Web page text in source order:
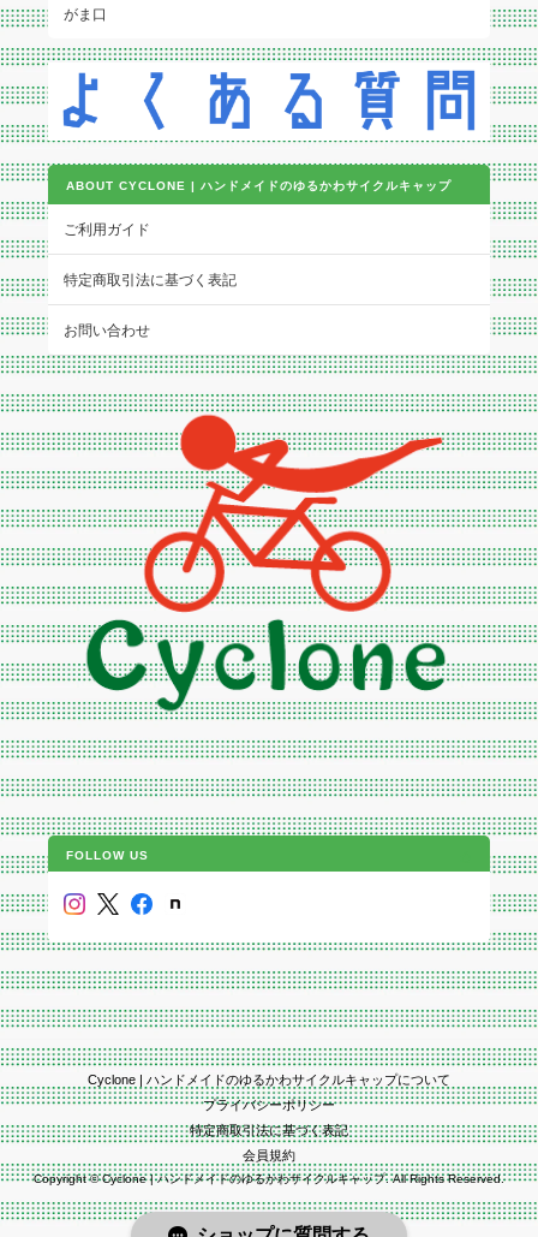
がま口
ABOUT CYCLONE | ハンドメイドのゆるかわサイクルキャップ
ご利用ガイド
特定商取引法に基づく表記
お問い合わせ
FOLLOW US
Cyclone | ハンドメイドのゆるかわサイクルキャップについて
プライバシーポリシー
特定商取引法に基づく表記
会員規約
Copyright © Cyclone | ハンドメイドのゆるかわサイクルキャップ. All Rights Reserved.